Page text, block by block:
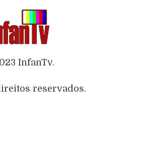
InfanTv.
reservados.